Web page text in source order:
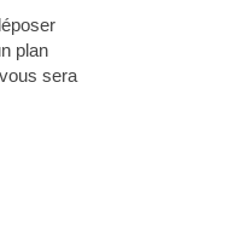
plan
sera